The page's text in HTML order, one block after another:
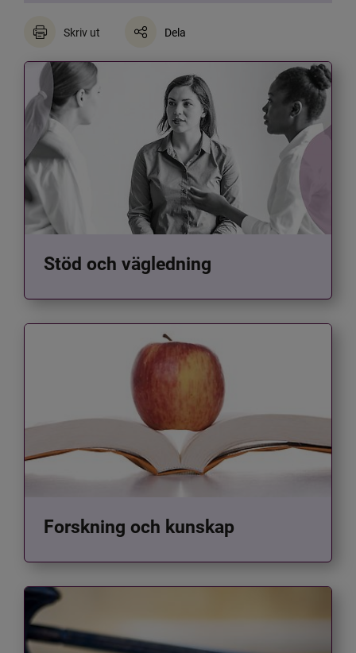
Skriv ut Dela
Stöd och vägledning
Forskning och kunskap